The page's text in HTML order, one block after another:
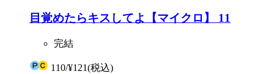
目覚めたらキスしてよ【マイクロ】 11
完結
110/¥121(税込)